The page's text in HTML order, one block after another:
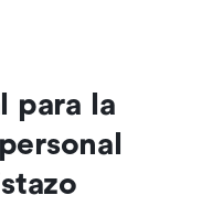
para la